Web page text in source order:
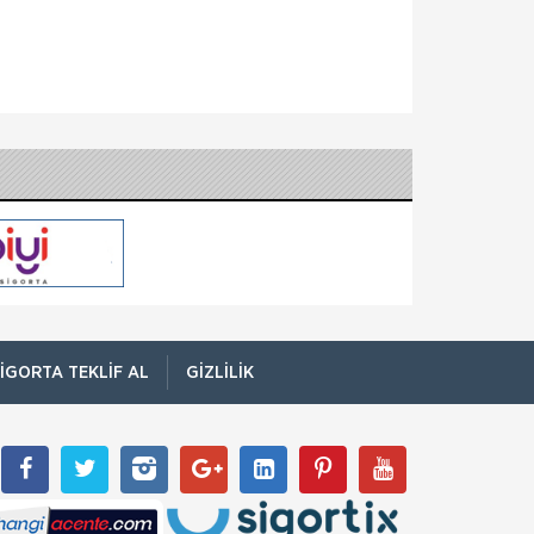
Mali Sorumluluk Sigortası Bu ürünümüz ile
2872 sayılı Çevre Kanunu kapsamındaki
Anadolu Sigorta
Tarım Sigortası
Şirketimiz 14 Haziran 2005 tarihinde yürürlüğe
giren 5363 sayılı "Tarım Sigortaları Kanunu"
Tarım ve Hayvancılık Sigortası
Devlet Destekli Bitkisel Ürün Sigortası Bu
hortum ek teminatları ile karşılanabilen riskleri
kapsayan ana teminat paketi ile birlikte, is
Anadolu Sigorta
Tekne ve Nakliyat Sigortası
TEKLIF AL GIZLILIK